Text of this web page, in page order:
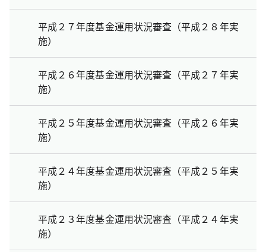
平成２７年度基金運用状況審査（平成２８年実
施）
平成２６年度基金運用状況審査（平成２７年実
施）
平成２５年度基金運用状況審査（平成２６年実
施）
平成２４年度基金運用状況審査（平成２５年実
施）
平成２３年度基金運用状況審査（平成２４年実
施）